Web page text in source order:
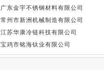
广东金宇不锈钢材料有限公司
常州市新洲机械制造有限公司
江苏华康冷链科技有限公司
宝鸡市铭海钛业有限公司